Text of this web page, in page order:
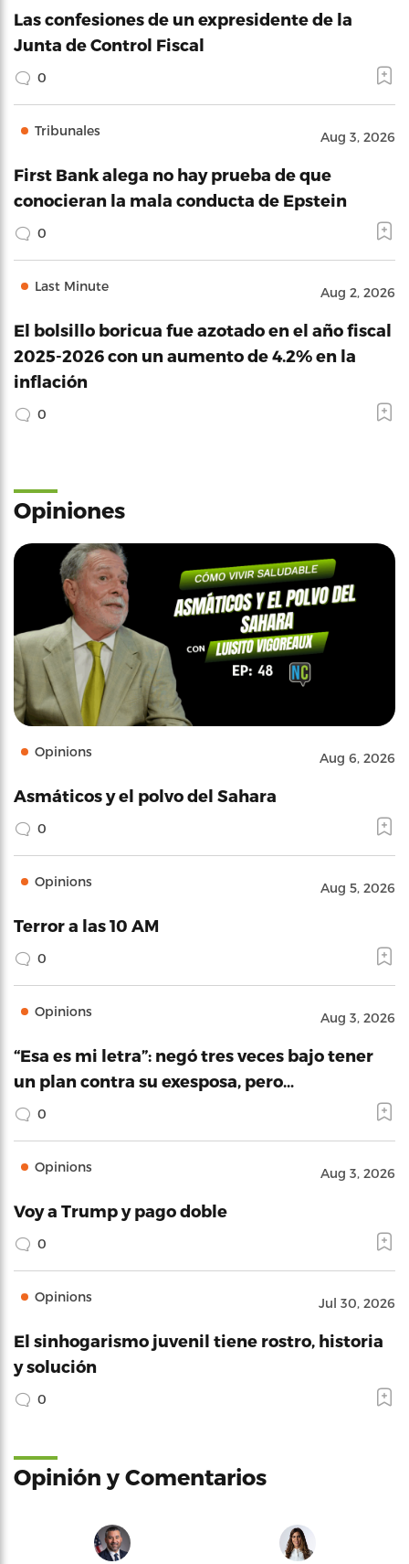
Las confesiones de un expresidente de la
Junta de Control Fiscal
0
Tribunales Aug 3, 2026
First Bank alega no hay prueba de que
conocieran la mala conducta de Epstein
0
Last Minute Aug 2, 2026
El bolsillo boricua fue azotado en el año fiscal
2025-2026 con un aumento de 4.2% en la
inflación
0
Opiniones
Opinions Aug 6, 2026
Asmáticos y el polvo del Sahara
0
Opinions Aug 5, 2026
Terror a las 10 AM
0
Opinions Aug 3, 2026
“Esa es mi letra”: negó tres veces bajo tener
un plan contra su exesposa, pero…
0
Opinions Aug 3, 2026
Voy a Trump y pago doble
0
Opinions Jul 30, 2026
El sinhogarismo juvenil tiene rostro, historia
y solución
0
Opinión y Comentarios